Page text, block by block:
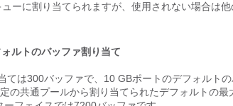
ューに割り当てられますが、使用されない場合は
ルトのバッファ割り当て
ては300バッファで、10 GBポートのデフォルト
の共通プールから割り当てられたデフォルトの